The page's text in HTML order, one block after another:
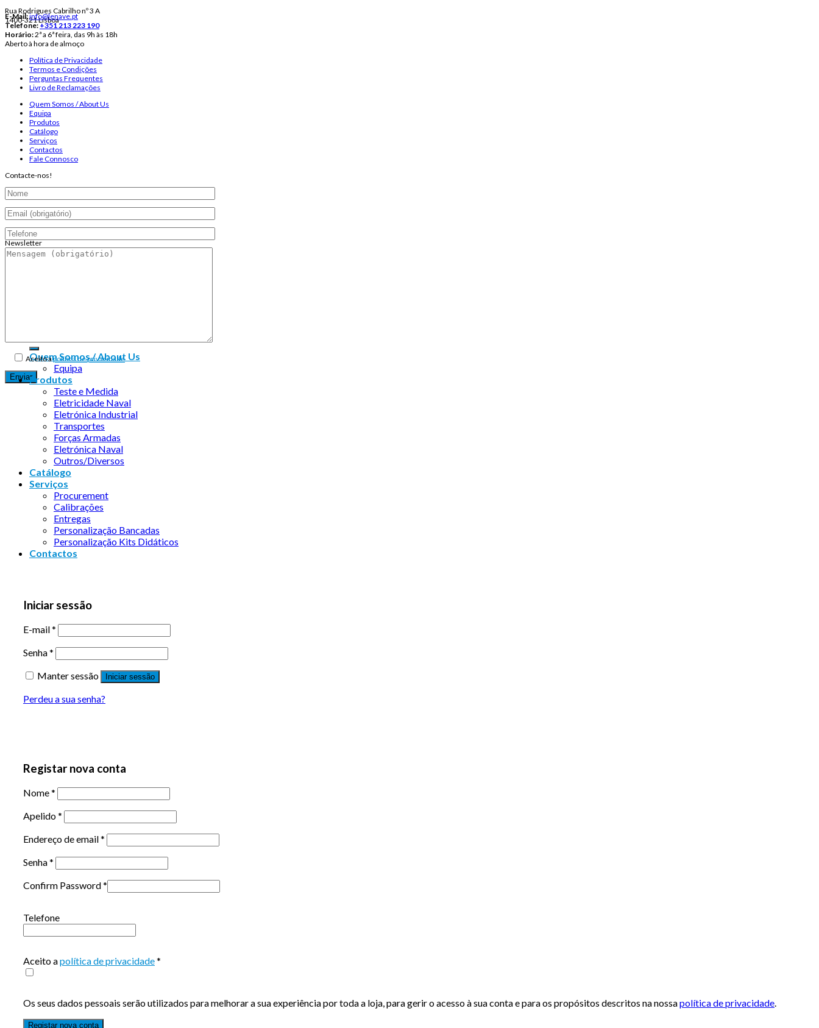
Rua Rodrigues Cabrilho nº 3 A
1400-321 Lisboa
E-Mail:info@lenave.pt
Telefone:+351 213 223 190
Horário:2ª a 6ª feira, das 9h às 18h
Aberto à hora de almoço
Política de Privacidade
Termos e Condições
Perguntas Frequentes
Livro de Reclamações
Quem Somos / About Us
Equipa
Produtos
Catálogo
Serviços
Contactos
Fale Connosco
Contacte-nos!
Aceito apolítica de privacidade
Newsletter
Endereço de email:
Quem Somos / About Us
Equipa
Produtos
Teste e Medida
Eletricidade Naval
Eletrónica Industrial
Transportes
Forças Armadas
Eletrónica Naval
Outros/Diversos
Catálogo
Serviços
Procurement
Calibrações
Entregas
Personalização Bancadas
Personalização Kits Didáticos
Contactos
Iniciar sessão
E-mail*
Senha*
Manter sessão
Iniciar sessão
Perdeu a sua senha?
Registar nova conta
Nome*
Apelido*
Endereço de email*
Senha*
Confirm Password*
Telefone
Aceito apolítica de privacidade*
Os seus dados pessoais serão utilizados para melhorar a sua experiência por toda a loja, para gerir o acesso à sua conta e para os propósitos descritos na nossapolítica de privacidade.
Registar nova conta